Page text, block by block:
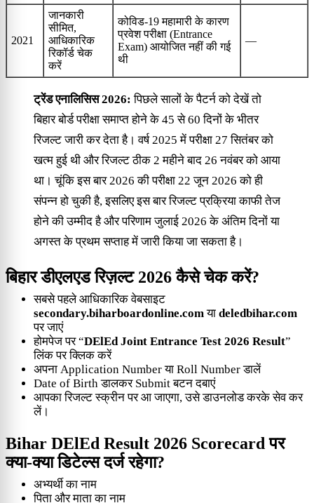
2021
जानकारी
सीमित,
आधिकारिक
रिकॉर्ड चेक
करें
कोविड-19 महामारी के कारण
प्रवेश परीक्षा (Entrance
Exam) आयोजित नहीं की गई
थी
—
ट्रेंड एनालिसिस 2026: पिछले सालों के पैटर्न को देखें तो
बिहार बोर्ड परीक्षा समाप्त होने के 45 से 60 दिनों के भीतर
रिजल्ट जारी कर देता है। वर्ष 2025 में परीक्षा 27 सितंबर को
खत्म हुई थी और रिजल्ट ठीक 2 महीने बाद 26 नवंबर को आया
था। चूंकि इस बार 2026 की परीक्षा 22 जून 2026 को ही
संपन्न हो चुकी है, इसलिए इस बार रिजल्ट प्रक्रिया काफी तेज
होने की उम्मीद है और परिणाम जुलाई 2026 के अंतिम दिनों या
अगस्त के प्रथम सप्ताह में जारी किया जा सकता है।
बिहार डीएलएड रिज़ल्ट 2026 कैसे चेक करें?
सबसे पहले आधिकारिक वेबसाइट
secondary.biharboardonline.comया deledbihar.com
पर जाएं
होमपेज पर “DElEd Joint Entrance Test 2026 Result”
लिंक पर क्लिक करें
अपना Application Number या Roll Number डालें
Date of Birth डालकर Submit बटन दबाएं
आपका रिजल्ट स्क्रीन पर आ जाएगा, उसे डाउनलोड करके सेव कर
लें।
Bihar DElEd Result 2026 Scorecard पर
क्या-क्या डिटेल्स दर्ज रहेगा?
अभ्यर्थी का नाम
पिता और माता का नाम